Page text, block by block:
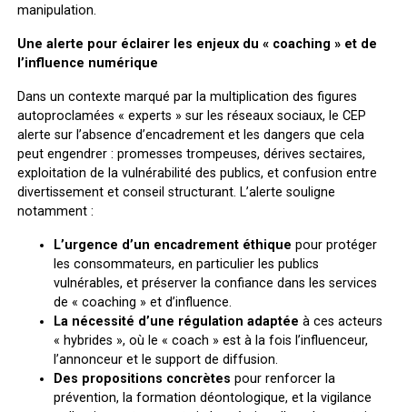
manipulation.
Une alerte pour éclairer les enjeux du « coaching » et de
l’influence numérique
Dans un contexte marqué par la multiplication des figures
autoproclamées « experts » sur les réseaux sociaux, le CEP
alerte sur l’absence d’encadrement et les dangers que cela
peut engendrer : promesses trompeuses, dérives sectaires,
exploitation de la vulnérabilité des publics, et confusion entre
divertissement et conseil structurant. L’alerte souligne
notamment :
L’urgence d’un encadrement éthique pour protéger
les consommateurs, en particulier les publics
vulnérables, et préserver la confiance dans les services
de « coaching » et d’influence.
La nécessité d’une régulation adaptée à ces acteurs
« hybrides », où le « coach » est à la fois l’influenceur,
l’annonceur et le support de diffusion.
Des propositions concrètes pour renforcer la
prévention, la formation déontologique, et la vigilance